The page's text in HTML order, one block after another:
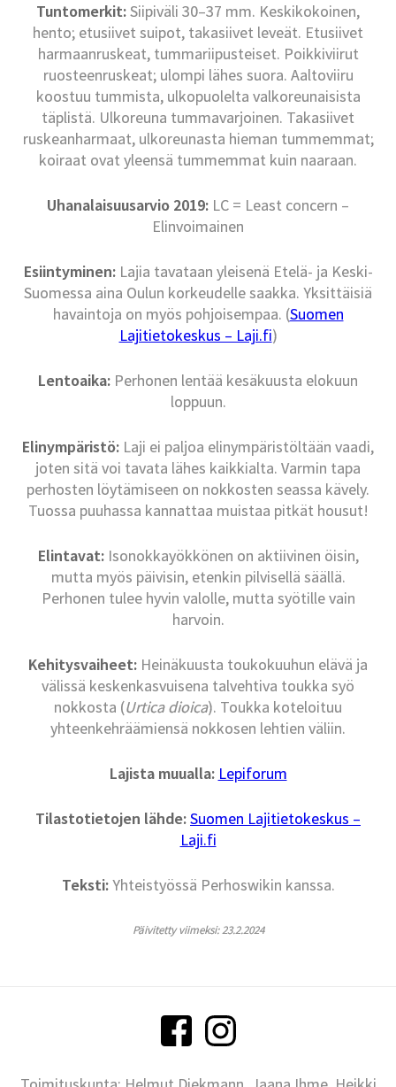
Tuntomerkit:Siipiväli 30–37 mm. Keskikokoinen,
hento; etusiivet suipot, takasiivet leveät. Etusiivet
harmaanruskeat, tummariipusteiset. Poikkiviirut
ruosteenruskeat; ulompi lähes suora. Aaltoviiru
koostuu tummista, ulkopuolelta valkoreunaisista
täplistä. Ulkoreuna tummavarjoinen. Takasiivet
ruskeanharmaat, ulkoreunasta hieman tummemmat;
koiraat ovat yleensä tummemmat kuin naaraan.
Uhanalaisuusarvio 2019: LC = Least concern –
Elinvoimainen
Esiintyminen:Lajia tavataan yleisenä Etelä- ja Keski-
Suomessa aina Oulun korkeudelle saakka. Yksittäisiä
havaintoja on myös pohjoisempaa. (Suomen
Lajitietokeskus – Laji.fi)
Lentoaika: Perhonen lentää kesäkuusta elokuun
loppuun.
Elinympäristö: Laji ei paljoa elinympäristöltään vaadi,
joten sitä voi tavata lähes kaikkialta. Varmin tapa
perhosten löytämiseen on nokkosten seassa kävely.
Tuossa puuhassa kannattaa muistaa pitkät housut!
Elintavat:Isonokkayökkönen on aktiivinen öisin,
mutta myös päivisin, etenkin pilvisellä säällä.
Perhonen tulee hyvin valolle, mutta syötille vain
harvoin.
Kehitysvaiheet: Heinäkuusta toukokuuhun elävä ja
välissä keskenkasvuisena talvehtiva toukka syö
nokkosta (Urtica dioica). Toukka koteloituu
yhteenkehräämiensä nokkosen lehtien väliin.
Lajista muualla: Lepiforum
Tilastotietojen lähde:Suomen Lajitietokeskus –
Laji.fi
Teksti:Yhteistyössä Perhoswikin kanssa.
Päivitetty viimeksi: 23.2.2024